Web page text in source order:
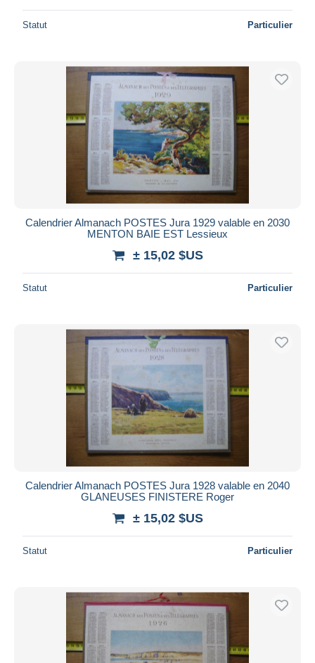
Statut Particulier
Calendrier Almanach POSTES Jura 1929 valable en 2030
MENTON BAIE EST Lessieux
± 15,02 $US
Statut Particulier
Calendrier Almanach POSTES Jura 1928 valable en 2040
GLANEUSES FINISTERE Roger
± 15,02 $US
Statut Particulier